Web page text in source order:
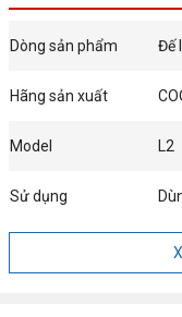
Dòng sản phẩm Đế
Hãng sản xuất
Model L2
Sử dụng